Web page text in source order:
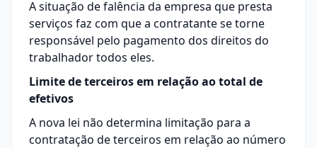
A situação de falência da empresa que presta
serviços faz com que a contratante se torne
responsável pelo pagamento dos direitos do
trabalhador todos eles.
Limite de terceiros em relação ao total de
efetivos
A nova lei não determina limitação para a
contratação de terceiros em relação ao número